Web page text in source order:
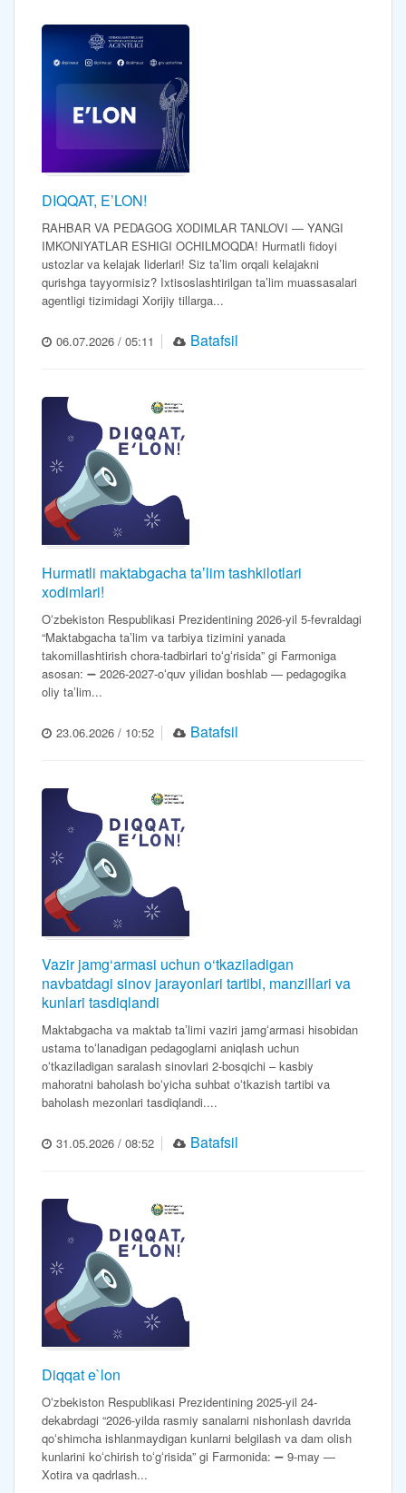
DIQQAT, E’LON!
RAHBAR VA PEDAGOG XODIMLAR TANLOVI — YANGI
IMKONIYATLAR ESHIGI OCHILMOQDA! Hurmatli fidoyi
ustozlar va kelajak liderlari! Siz ta’lim orqali kelajakni
qurishga tayyormisiz? Ixtisoslashtirilgan ta’lim muassasalari
agentligi tizimidagi Xorijiy tillarga...
06.07.2026 / 05:11 Batafsil
Hurmatli maktabgacha taʼlim tashkilotlari
xodimlari!
Oʻzbekiston Respublikasi Prezidentining 2026-yil 5-fevraldagi
“Maktabgacha taʼlim va tarbiya tizimini yanada
takomillashtirish chora-tadbirlari toʻgʻrisida” gi Farmoniga
asosan: ➖ 2026-2027-oʻquv yilidan boshlab — pedagogika
oliy taʼlim...
23.06.2026 / 10:52 Batafsil
Vazir jamg‘armasi uchun o‘tkaziladigan
navbatdagi sinov jarayonlari tartibi, manzillari va
kunlari tasdiqlandi
Maktabgacha va maktab taʼlimi vaziri jamgʻarmasi hisobidan
ustama toʻlanadigan pedagoglarni aniqlash uchun
oʻtkaziladigan saralash sinovlari 2-bosqichi – kasbiy
mahoratni baholash boʻyicha suhbat oʻtkazish tartibi va
baholash mezonlari tasdiqlandi....
31.05.2026 / 08:52 Batafsil
Diqqat e`lon
Oʻzbekiston Respublikasi Prezidentining 2025-yil 24-
dekabrdagi “2026-yilda rasmiy sanalarni nishonlash davrida
qoʻshimcha ishlanmaydigan kunlarni belgilash va dam olish
kunlarini koʻchirish toʻgʻrisida” gi Farmonida: ➖ 9-may —
Xotira va qadrlash...